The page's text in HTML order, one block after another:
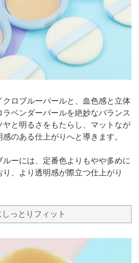
ロブルーパールと、血色感と立体
ベンダーパールを絶妙なバランス
と明るさをもたらし、マットなが
のある仕上がりへと導きます。
ーには、定番色よりもやや多めに
、より透明感が際立つ仕上がり
っとりフィット